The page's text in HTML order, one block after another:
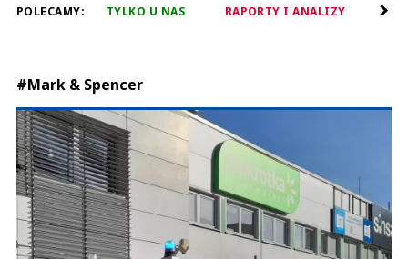
POLECAMY: TYLKO U NAS RAPORTY I ANALIZY
#Mark & Spencer